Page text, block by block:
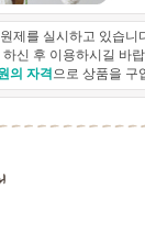
제를 실시하고 있습니
하신 후 이용하시길 바
의 자격 으로 상품을 구